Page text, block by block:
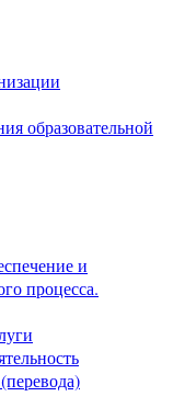
образовательной
и
процесса.